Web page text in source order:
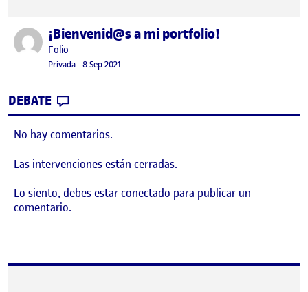
Publicado por¡Bienvenid@s a mi portfolio!
Publicado por
Folio
Visibilidad:
Privada-Fecha de publicación
8 Sep 2021
DEBATE
No hay comentarios.
Las intervenciones están cerradas.
Lo siento, debes estarconectado para publicar un
comentario.